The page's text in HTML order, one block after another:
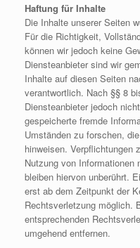
Haftung für Inhalte
Die Inhalte unserer Seiten
Für die Richtigkeit,
können wir jedoch keine
Diensteanbieter sind wir
Inhalte auf diesen Seiten
verantwortlich. Nach §§ 8
Diensteanbieter jedoch
gespeicherte fremde
Umständen zu forschen,
hinweisen. Verpflichtungen
Nutzung von Informationen
bleiben hiervon unberührt.
erst ab dem Zeitpunkt der
Rechtsverletzung möglich.
entsprechenden
umgehend entfernen.